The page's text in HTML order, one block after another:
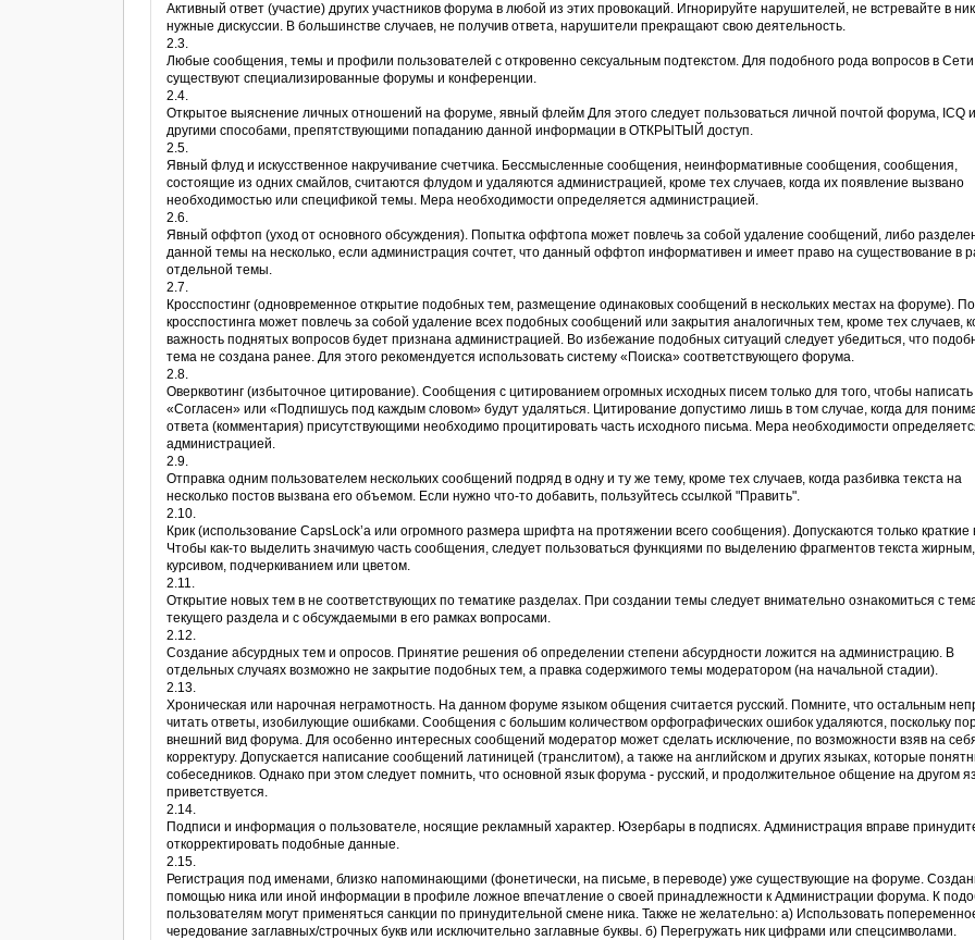
Активный ответ (участие) других участников форума в любой из этих провокаций. Игнорируйте нарушителей, не встревайте в
нужные дискуссии. В большинстве случаев, не получив ответа, нарушители прекращают свою деятельность.
2.3.
Любые сообщения, темы и профили пользователей с откровенно сексуальным подтекстом. Для подобного рода вопросов в Сети
существуют специализированные форумы и конференции.
2.4.
Открытое выяснение личных отношений на форуме, явный флейм Для этого следует пользоваться личной почтой форума, ICQ
другими способами, препятствующими попаданию данной информации в ОТКРЫТЫЙ доступ.
2.5.
Явный флуд и искусственное накручивание счетчика. Бессмысленные сообщения, неинформативные сообщения, сообщения,
состоящие из одних смайлов, считаются флудом и удаляются администрацией, кроме тех случаев, когда их появление вызвано
необходимостью или спецификой темы. Мера необходимости определяется администрацией.
2.6.
Явный оффтоп (уход от основного обсуждения). Попытка оффтопа может повлечь за собой удаление сообщений, либо
данной темы на несколько, если администрация сочтет, что данный оффтоп информативен и имеет право на существование в
отдельной темы.
2.7.
Кросспостинг (одновременное открытие подобных тем, размещение одинаковых сообщений в нескольких местах на форуме).
кросспостинга может повлечь за собой удаление всех подобных сообщений или закрытия аналогичных тем, кроме тех случаев,
важность поднятых вопросов будет признана администрацией. Во избежание подобных ситуаций следует убедиться, что
тема не создана ранее. Для этого рекомендуется использовать систему «Поиска» соответствующего форума.
2.8.
Оверквотинг (избыточное цитирование). Сообщения с цитированием огромных исходных писем только для того, чтобы написать
«Согласен» или «Подпишусь под каждым словом» будут удаляться. Цитирование допустимо лишь в том случае, когда для
ответа (комментария) присутствующими необходимо процитировать часть исходного письма. Мера необходимости
администрацией.
2.9.
Отправка одним пользователем нескольких сообщений подряд в одну и ту же тему, кроме тех случаев, когда разбивка текста на
несколько постов вызвана его объемом. Если нужно что-то добавить, пользуйтесь ссылкой "Править".
2.10.
Крик (использование CapsLock’а или огромного размера шрифта на протяжении всего сообщения). Допускаются только краткие
Чтобы как-то выделить значимую часть сообщения, следует пользоваться функциями по выделению фрагментов текста жирным,
курсивом, подчеркиванием или цветом.
2.11.
Открытие новых тем в не соответствующих по тематике разделах. При создании темы следует внимательно ознакомиться с
текущего раздела и с обсуждаемыми в его рамках вопросами.
2.12.
Создание абсурдных тем и опросов. Принятие решения об определении степени абсурдности ложится на администрацию. В
отдельных случаях возможно не закрытие подобных тем, а правка содержимого темы модератором (на начальной стадии).
2.13.
Хроническая или нарочная неграмотность. На данном форуме языком общения считается русский. Помните, что остальным
читать ответы, изобилующие ошибками. Сообщения с большим количеством орфографических ошибок удаляются, поскольку
внешний вид форума. Для особенно интересных сообщений модератор может сделать исключение, по возможности взяв на
корректуру. Допускается написание сообщений латиницей (транслитом), а также на английском и других языках, которые
собеседников. Однако при этом следует помнить, что основной язык форума - русский, и продолжительное общение на другом
приветствуется.
2.14.
Подписи и информация о пользователе, носящие рекламный характер. Юзербары в подписях. Администрация вправе
откорректировать подобные данные.
2.15.
Регистрация под именами, близко напоминающими (фонетически, на письме, в переводе) уже существующие на форуме.
помощью ника или иной информации в профиле ложное впечатление о своей принадлежности к Администрации форума. К
пользователям могут применяться санкции по принудительной смене ника. Также не желательно: а) Использовать
чередование заглавных/строчных букв или исключительно заглавные буквы. б) Перегружать ник цифрами или спецсимволами.